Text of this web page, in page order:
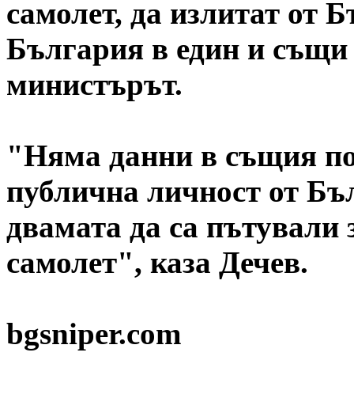
самолет, да излитат от
България в един и същи
министърът.
"Няма данни в същия
публична личност от
двамата да са пътували
самолет", каза Дечев.
bgsniper.com